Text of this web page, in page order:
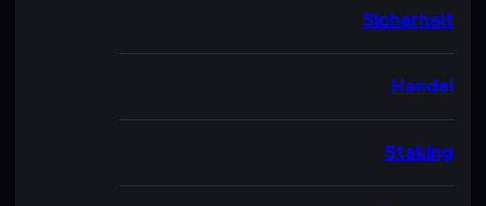
Sicherheit
Handel
Staking